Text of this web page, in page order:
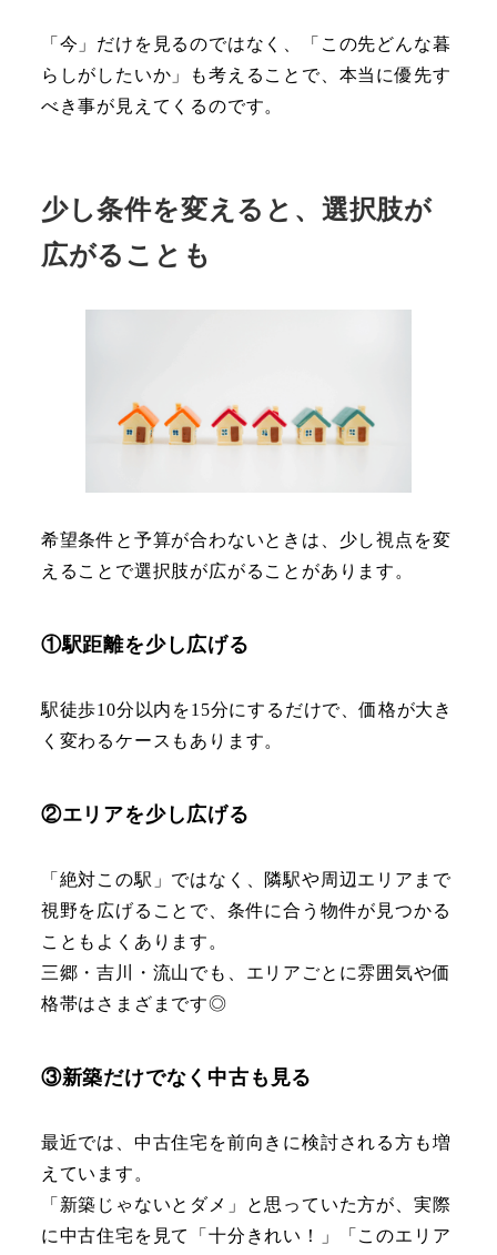
「今」だけを見るのではなく、「この先どんな暮
らしがしたいか」も考えることで、本当に優先す
べき事が見えてくるのです。
少し条件を変えると、選択肢が
広がることも
希望条件と予算が合わないときは、少し視点を変
えることで選択肢が広がることがあります。
①駅距離を少し広げる
駅徒歩10分以内を15分にするだけで、価格が大き
く変わるケースもあります。
②エリアを少し広げる
「絶対この駅」ではなく、隣駅や周辺エリアまで
視野を広げることで、条件に合う物件が見つかる
こともよくあります。
三郷・吉川・流山でも、エリアごとに雰囲気や価
格帯はさまざまです◎
③新築だけでなく中古も見る
最近では、中古住宅を前向きに検討される方も増
えています。
「新築じゃないとダメ」と思っていた方が、実際
に中古住宅を見て「十分きれい！」「このエリア